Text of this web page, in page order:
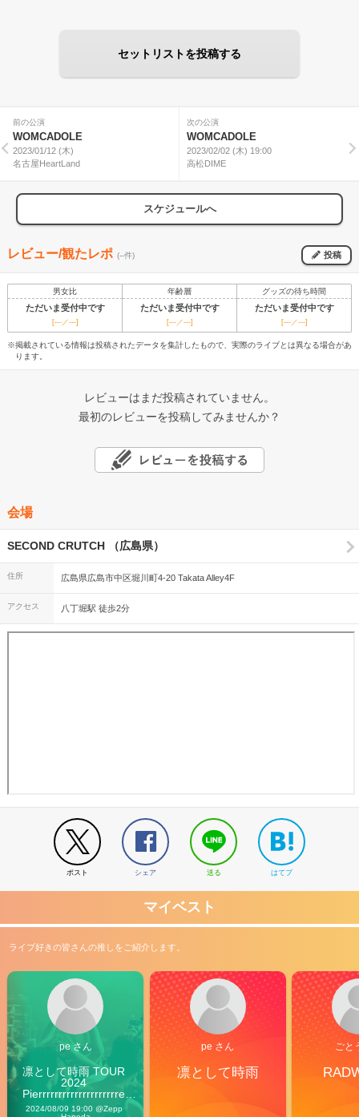
セットリストを投稿する
前の公演
WOMCADOLE
2023/01/12 (木)
名古屋HeartLand
次の公演
WOMCADOLE
2023/02/02 (木) 19:00
高松DIME
スケジュールへ
レビュー/観たレポ (--件) 投稿
男女比 年齢層 グッズの待ち時間
ただいま受付中です ただいま受付中です ただいま受付中です
[---／---] [---／---] [---／---]
※掲載されている情報は投稿されたデータを集計したもので、実際のライブとは異なる場合があ
ります。
レビューはまだ投稿されていません。
最初のレビューを投稿してみませんか？
会場
SECOND CRUTCH （広島県）
住所 広島県広島市中区堀川町4-20 Takata Alley4F
アクセス 八丁堀駅 徒歩2分
ポスト シェア 送る はてブ
マイベスト
ライブ好きの皆さんの推しをご紹介します。
pe さん
凛として時雨 TOUR
2024
Pierrrrrrrrrrrrrrrrrrrre
Vibes
2024/08/09 19:00 @Zepp
pe さん
凛として時雨
ごと